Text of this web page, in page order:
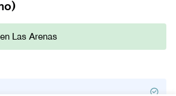
Las Arenas